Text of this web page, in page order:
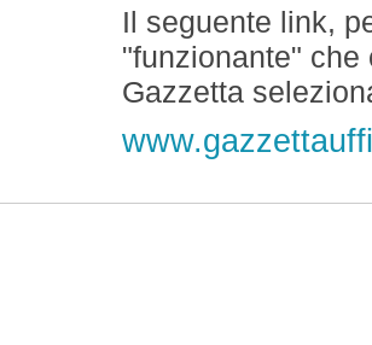
Il seguente link,
"funzionante"
Gazzetta